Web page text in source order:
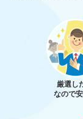
厳選し
なので安